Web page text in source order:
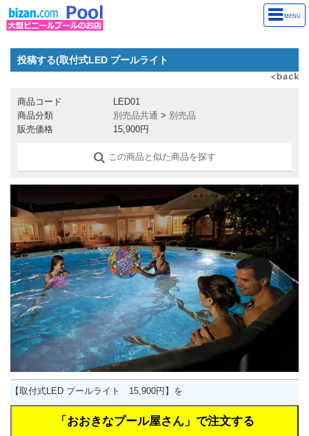
MENU
投稿する(取付式LED プールライト
商品コード
LED01
商品分類
別売品共通 > 別売品
販売価格
15,900円
この商品と似た商品を探す
【取付式LED プールライト 15,900円】を